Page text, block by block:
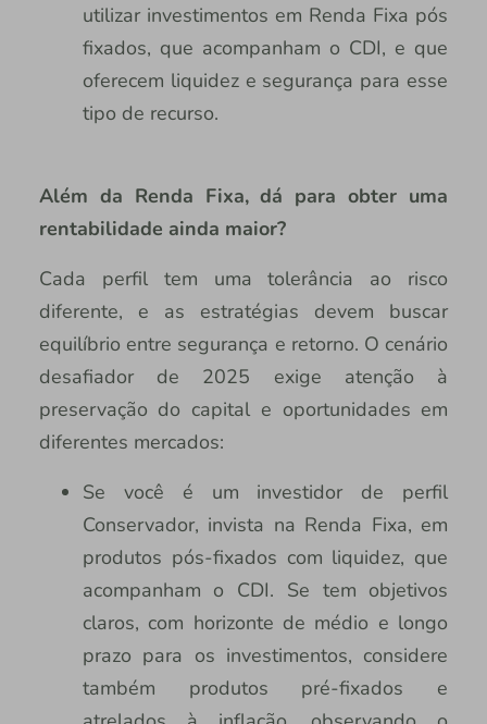
utilizar investimentos em Renda Fixa pós
fixados, que acompanham o CDI, e que
oferecem liquidez e segurança para esse
tipo de recurso.
Além da Renda Fixa, dá para obter uma
rentabilidade ainda maior?
Cada perfil tem uma tolerância ao risco
diferente, e as estratégias devem buscar
equilíbrio entre segurança e retorno. O cenário
desafiador de 2025 exige atenção à
preservação do capital e oportunidades em
diferentes mercados:
Se você é um investidor de perfil
Conservador, invista na Renda Fixa, em
produtos pós-fixados com liquidez, que
acompanham o CDI. Se tem objetivos
claros, com horizonte de médio e longo
prazo para os investimentos, considere
também produtos pré-fixados e